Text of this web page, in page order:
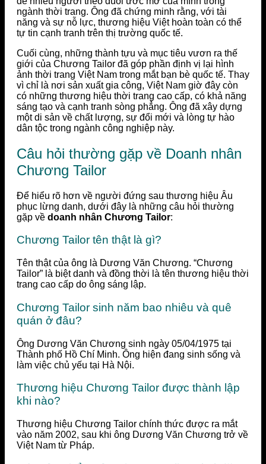
ngành thời trang. Ông đã chứng minh rằng, với tài
năng và sự nỗ lực, thương hiệu Việt hoàn toàn có thể
tự tin cạnh tranh trên thị trường quốc tế.
Cuối cùng, những thành tựu và mục tiêu vươn ra thế
giới của Chương Tailor đã góp phần định vị lại hình
ảnh thời trang Việt Nam trong mắt bạn bè quốc tế. Thay
vì chỉ là nơi sản xuất gia công, Việt Nam giờ đây còn
có những thương hiệu thời trang cao cấp, có khả năng
sáng tạo và cạnh tranh sòng phẳng. Ông đã xây dựng
một di sản về chất lượng, sự đổi mới và lòng tự hào
dân tộc trong ngành công nghiệp này.
Câu hỏi thường gặp về Doanh nhân
Chương Tailor
Để hiểu rõ hơn về người đứng sau thương hiệu Âu
phục lừng danh, dưới đây là những câu hỏi thường
gặp về doanh nhân Chương Tailor:
Chương Tailor tên thật là gì?
Tên thật của ông là Dương Văn Chương. “Chương
Tailor” là biệt danh và đồng thời là tên thương hiệu thời
trang cao cấp do ông sáng lập.
Chương Tailor sinh năm bao nhiêu và quê
quán ở đâu?
Ông Dương Văn Chương sinh ngày 05/04/1975 tại
Thành phố Hồ Chí Minh. Ông hiện đang sinh sống và
làm việc chủ yếu tại Hà Nội.
Thương hiệu Chương Tailor được thành lập
khi nào?
Thương hiệu Chương Tailor chính thức được ra mắt
vào năm 2002, sau khi ông Dương Văn Chương trở về
Việt Nam từ Pháp.